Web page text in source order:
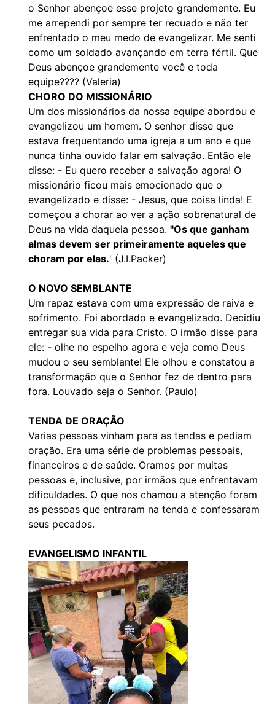
o Senhor abençoe esse projeto grandemente. Eu
me arrependi por sempre ter recuado e não ter
enfrentado o meu medo de evangelizar. Me senti
como um soldado avançando em terra fértil. Que
Deus abençoe grandemente você e toda
equipe???? (Valeria)
CHORO DO MISSIONÁRIO
Um dos missionários da nossa equipe abordou e
evangelizou um homem. O senhor disse que
estava frequentando uma igreja a um ano e que
nunca tinha ouvido falar em salvação. Então ele
disse: - Eu quero receber a salvação agora! O
missionário ficou mais emocionado que o
evangelizado e disse: - Jesus, que coisa linda! E
começou a chorar ao ver a ação sobrenatural de
Deus na vida daquela pessoa. "Os que ganham
almas devem ser primeiramente aqueles que
choram por elas.' (J.I.Packer)
O NOVO SEMBLANTE
Um rapaz estava com uma expressão de raiva e
sofrimento. Foi abordado e evangelizado. Decidiu
entregar sua vida para Cristo. O irmão disse para
ele: - olhe no espelho agora e veja como Deus
mudou o seu semblante! Ele olhou e constatou a
transformação que o Senhor fez de dentro para
fora. Louvado seja o Senhor. (Paulo)
TENDA DE ORAÇÃO
Varias pessoas vinham para as tendas e pediam
oração. Era uma série de problemas pessoais,
financeiros e de saúde. Oramos por muitas
pessoas e, inclusive, por irmãos que enfrentavam
dificuldades. O que nos chamou a atenção foram
as pessoas que entraram na tenda e confessaram
seus pecados.
EVANGELISMO INFANTIL